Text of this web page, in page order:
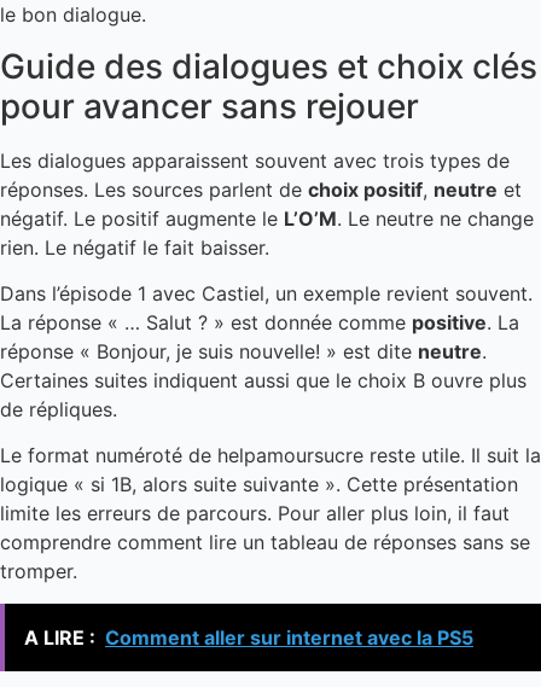
le bon dialogue.
Guide des dialogues et choix clés
pour avancer sans rejouer
Les dialogues apparaissent souvent avec trois types de
réponses. Les sources parlent de choix positif, neutre et
négatif. Le positif augmente le L’O’M. Le neutre ne change
rien. Le négatif le fait baisser.
Dans l’épisode 1 avec Castiel, un exemple revient souvent.
La réponse « … Salut ? » est donnée comme positive. La
réponse « Bonjour, je suis nouvelle! » est dite neutre.
Certaines suites indiquent aussi que le choix B ouvre plus
de répliques.
Le format numéroté de helpamoursucre reste utile. Il suit la
logique « si 1B, alors suite suivante ». Cette présentation
limite les erreurs de parcours. Pour aller plus loin, il faut
comprendre comment lire un tableau de réponses sans se
tromper.
A LIRE : Comment aller sur internet avec la PS5